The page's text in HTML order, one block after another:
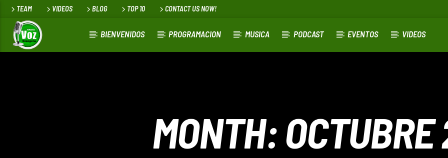
TEAM VIDEOS BLOG TOP 10 CONTACT US NOW!
BIENVENIDOS PROGRAMACION MUSICA PODCAST EVENTOS VIDEOS
MONTH: